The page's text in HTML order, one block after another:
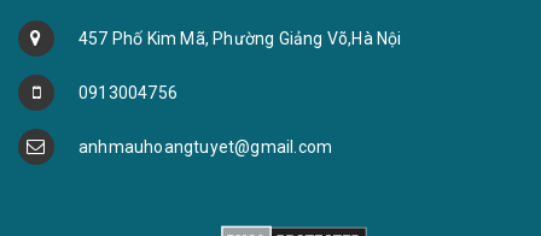
457 Phố Kim Mã, Phường Giảng Võ,Hà Nội
0913004756
anhmauhoangtuyet@gmail.com